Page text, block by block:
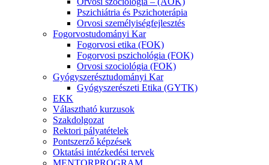
Pszichiátria és Pszichoterápia
Orvosi személyiségfejlesztés
Fogorvostudományi Kar
Fogorvosi etika (FOK)
Fogorvosi pszichológia (FOK)
Orvosi szociológia (FOK)
Gyógyszerésztudományi Kar
Gyógyszerészeti Etika (GYTK)
EKK
Választható kurzusok
Szakdolgozat
Rektori pályatételek
Pontszerző képzések
Oktatási intézkedési tervek
MENTORPROGRAM